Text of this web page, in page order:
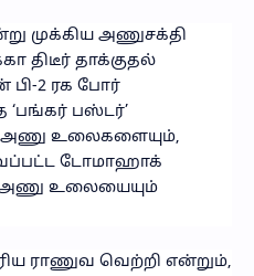
முக்கிய அணுசக்தி
திடீர் தாக்குதல்
பி-2 ரக போர்
பஸ்டர்’
அணு உலைகளையும்,
டோமாஹாக்
உலையையும்
ராணுவ வெற்றி என்றும்,